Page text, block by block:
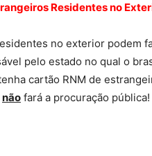
Residentes no
no exterior podem
pelo estado no qual o
cartão RNM de
não fará a procuração pública!